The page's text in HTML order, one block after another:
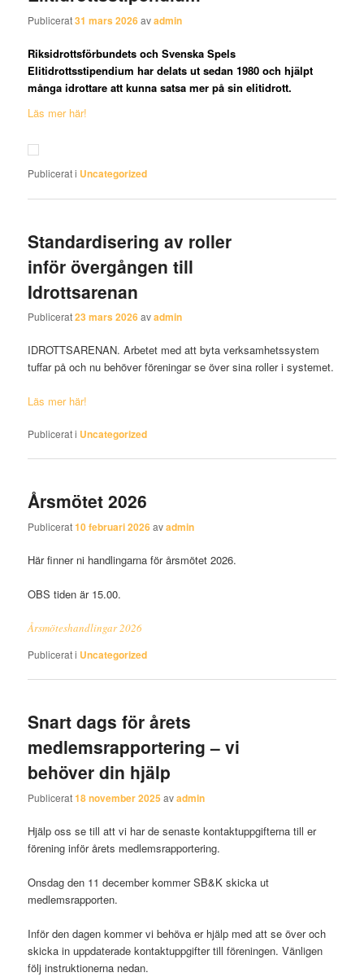
Publicerat31 mars 2026avadmin
Riksidrottsförbundets och Svenska Spels
Elitidrottsstipendium har delats ut sedan 1980 och hjälpt
många idrottare att kunna satsa mer på sin elitidrott.
Läs mer här!
Publicerat i Uncategorized
Standardisering av roller
inför övergången till
Idrottsarenan
Publicerat23 mars 2026avadmin
IDROTTSARENAN. Arbetet med att byta verksamhetssystem
tuffar på och nu behöver föreningar se över sina roller i systemet.
Läs mer här!
Publicerat i Uncategorized
Årsmötet 2026
Publicerat10 februari 2026avadmin
Här finner ni handlingarna för årsmötet 2026.
OBS tiden är 15.00.
Årsmöteshandlingar 2026
Publicerat i Uncategorized
Snart dags för årets
medlemsrapportering – vi
behöver din hjälp
Publicerat18 november 2025 avadmin
Hjälp oss se till att vi har de senaste kontaktuppgifterna till er
förening inför årets medlemsrapportering.
Onsdag den 11 december kommer SB&K skicka ut
medlemsrapporten.
Inför den dagen kommer vi behöva er hjälp med att se över och
skicka in uppdaterade kontaktuppgifter till föreningen. Vänligen
följ instruktionerna nedan.